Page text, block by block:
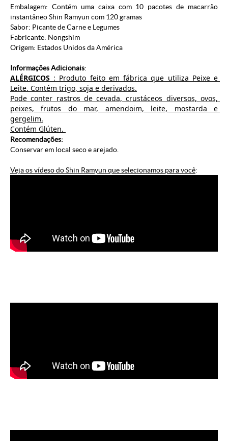
Embalagem: Contém uma caixa com 10 pacotes de macarrão
instantâneo Shin Ramyun com 120 gramas
Sabor: Picante de Carne e Legumes
Fabricante: Nongshim
Origem: Estados Unidos da América
Informações Adicionais:
ALÉRGICOS : Produto feito em fábrica que utiliza Peixe e
Leite. Contém trigo, soja e derivados.
Pode conter rastros de cevada, crustáceos diversos, ovos,
peixes, frutos do mar, amendoim, leite, mostarda e
gergelim.
Contém Glúten.
Recomendações:
Conservar em local seco e arejado.
Veja os vídeso do Shin Ramyun que selecionamos para você: